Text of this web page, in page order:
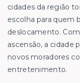
cidades da região
escolha para quem
deslocamento.
ascensão, a cidade
novos moradores
entretenimento.